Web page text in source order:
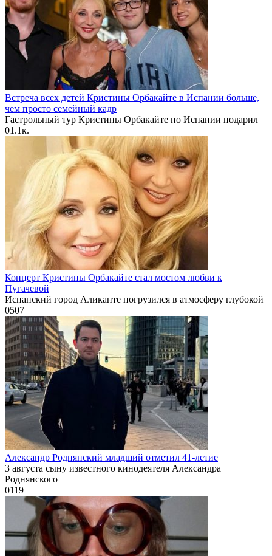
Встреча всех детей Кристины Орбакайте в Испании больше,
чем просто семейный кадр
Гастрольный тур Кристины Орбакайте по Испании подарил
01.1к.
Концерт Кристины Орбакайте стал мостом любви к
Пугачевой
Испанский город Аликанте погрузился в атмосферу глубокой
0507
Александр Роднянский младший отметил 41-летие
3 августа сыну известного кинодеятеля Александра
Роднянского
0119